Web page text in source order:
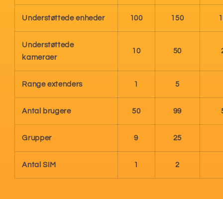
Understøttede enheder 100 150
Understøttede
kameraer
10 50
Range extenders 1 5
Antal brugere 50 99
Grupper 9 25
Antal SIM 1 2